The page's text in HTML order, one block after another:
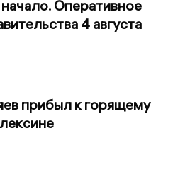
Оперативное
4 августа
прибыл к горящему